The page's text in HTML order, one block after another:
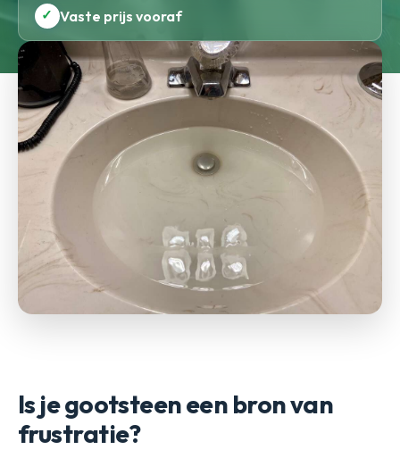
✓ Vaste prijs vooraf
Is je gootsteen een bron van
frustratie?